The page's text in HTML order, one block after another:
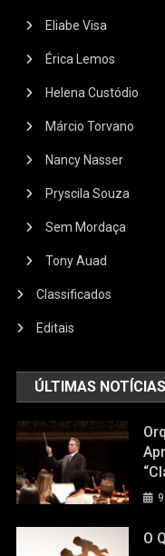
Eliabe Visa
Érica Lemos
Helena Custódio
Márcio Torvano
Nancy Nasser
Pryscila Souza
Sem Mordaça
Tony Auad
Classificados
Editais
ÚLTIMAS NOTÍCIAS
O